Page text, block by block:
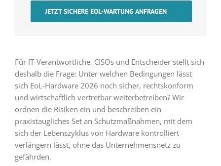
JETZT SICHERE EOL-WARTUNG ANFRAGEN
Für IT-Verantwortliche, CISOs und Entscheider stellt sich
deshalb die Frage: Unter welchen Bedingungen lässt
sich EoL-Hardware 2026 noch sicher, rechtskonform
und wirtschaftlich vertretbar weiterbetreiben? Wir
ordnen die Risiken ein und beschreiben ein
praxistaugliches Set an Schutzmaßnahmen, mit dem
sich der Lebenszyklus von Hardware kontrolliert
verlängern lässt, ohne das Unternehmensnetz zu
gefährden.